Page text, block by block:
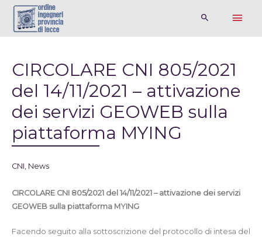
CIRCOLARE CNI 805/2021
del 14/11/2021 – attivazione
dei servizi GEOWEB sulla
piattaforma MYING
CNI News
CIRCOLARE CNI 805/2021 del 14/11/2021 – attivazione dei servizi
GEOWEB sulla piattaforma MYING
Facendo seguito alla sottoscrizione del protocollo di intesa del